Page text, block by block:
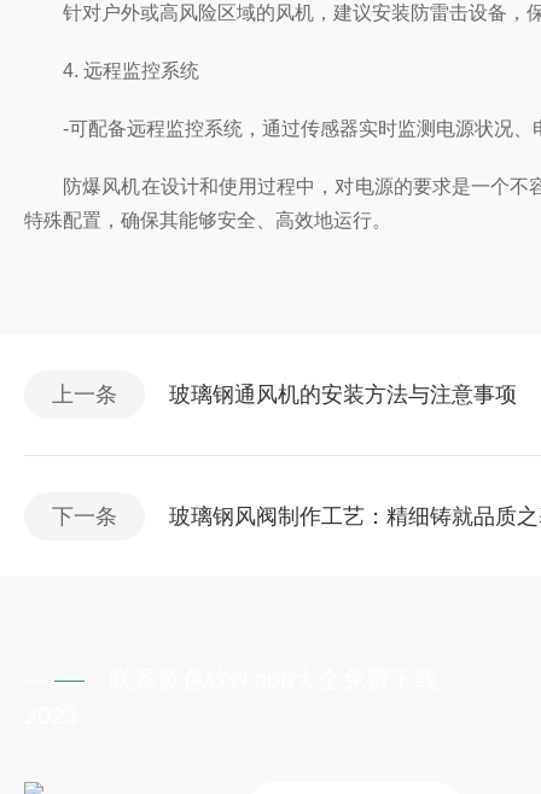
针对户外或高风险区域的风机，建议安装防雷击设备，
4. 远程监控系统
-可配备远程监控系统，通过传感器实时监测电源状况、电流
防爆风机在设计和使用过程中，对电源的要求是一个不容
特殊配置，确保其能够安全、高效地运行。
上一条 玻璃钢通风机的安装方法与注意事项
下一条 玻璃钢风阀制作工艺：精细铸就品质